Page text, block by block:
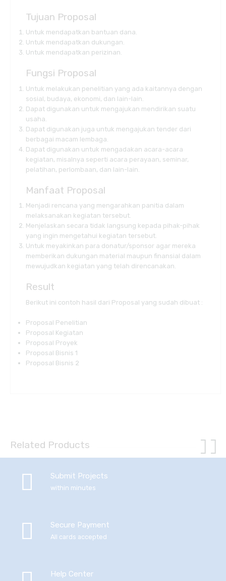
Tujuan Proposal
Untuk mendapatkan bantuan dana.
Untuk mendapatkan dukungan.
Untuk mendapatkan perizinan.
Fungsi Proposal
Untuk melakukan penelitian yang ada kaitannya dengan
sosial, budaya, ekonomi, dan lain-lain.
Dapat digunakan untuk mengajukan mendirikan suatu
usaha.
Dapat digunakan juga untuk mengajukan tender dari
berbagai macam lembaga.
Dapat digunakan untuk mengadakan acara-acara
kegiatan, misalnya seperti acara perayaan, seminar,
pelatihan, perlombaan, dan lain-lain.
Manfaat Proposal
Menjadi rencana yang mengarahkan panitia dalam
melaksanakan kegiatan tersebut.
Menjelaskan secara tidak langsung kepada pihak-pihak
yang ingin mengetahui kegiatan tersebut.
Untuk meyakinkan para donatur/sponsor agar mereka
memberikan dukungan material maupun finansial dalam
mewujudkan kegiatan yang telah direncanakan.
Result
Berikut ini contoh hasil dari Proposal yang sudah dibuat :
Proposal Penelitian
Proposal Kegiatan
Proposal Proyek
Proposal Bisnis 1
Proposal Bisnis 2
Related Products
Submit Projects
within minutes
Secure Payment
All cards accepted
Help Center